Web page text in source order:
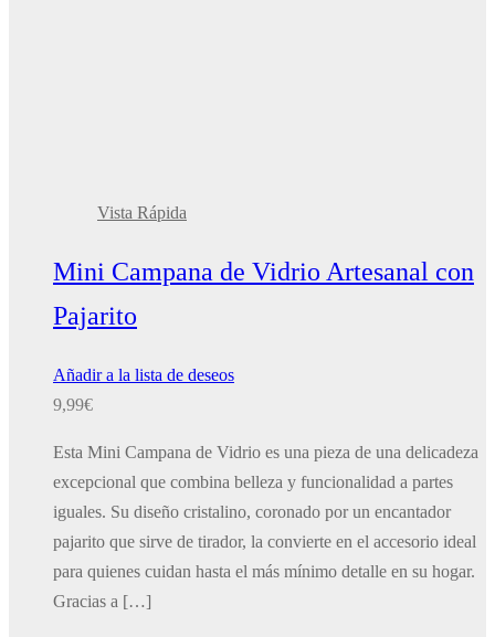
Vista Rápida
Mini Campana de Vidrio Artesanal con
Pajarito
Añadir a la lista de deseos
9,99€
Esta Mini Campana de Vidrio es una pieza de una delicadeza
excepcional que combina belleza y funcionalidad a partes
iguales. Su diseño cristalino, coronado por un encantador
pajarito que sirve de tirador, la convierte en el accesorio ideal
para quienes cuidan hasta el más mínimo detalle en su hogar.
Gracias a […]